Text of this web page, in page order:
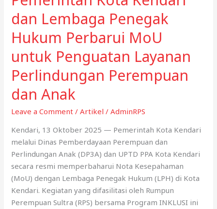
Perkuat
Kapasitas
Konstituen
dan
Pemerintah
Kelurahan
Hadapi
Perubahan
Iklim
dan Lembaga Penegak
Hukum Perbarui MoU
untuk Penguatan Layanan
Perlindungan Perempuan
dan Anak
Leave a Comment /Artikel /AdminRPS
Kendari, 13 Oktober 2025 — Pemerintah Kota Kendari
melalui Dinas Pemberdayaan Perempuan dan
Perlindungan Anak (DP3A) dan UPTD PPA Kota Kendari
secara resmi memperbaharui Nota Kesepahaman
(MoU) dengan Lembaga Penegak Hukum (LPH) di Kota
Kendari. Kegiatan yang difasilitasi oleh Rumpun
Perempuan Sultra (RPS) bersama Program INKLUSI ini